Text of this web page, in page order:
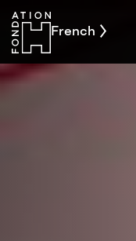
French